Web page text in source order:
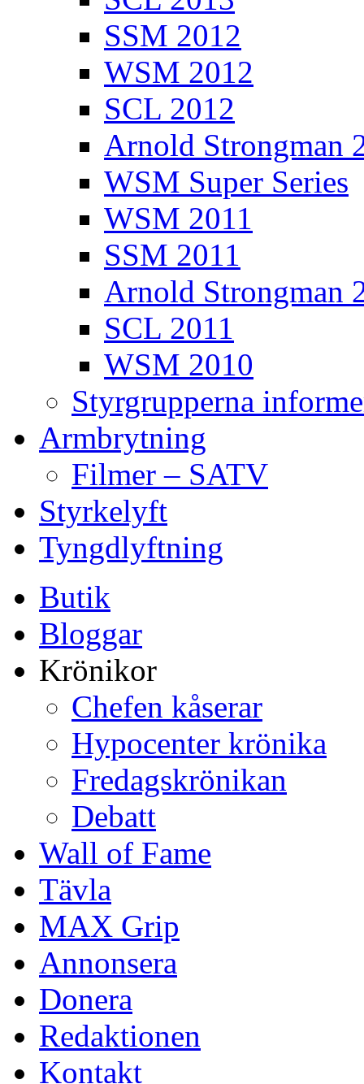
SSM 2012
WSM 2012
SCL 2012
Arnold Strongman
WSM Super Series
WSM 2011
SSM 2011
Arnold Strongman
SCL 2011
WSM 2010
Styrgrupperna
Armbrytning
Filmer – SATV
Styrkelyft
Tyngdlyftning
Butik
Bloggar
Krönikor
Chefen kåserar
Hypocenter krönika
Fredagskrönikan
Debatt
Wall of Fame
Tävla
MAX Grip
Annonsera
Donera
Redaktionen
Kontakt